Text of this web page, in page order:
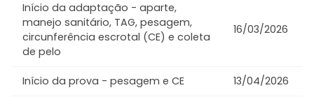
Início da adaptação - aparte,
manejo sanitário, TAG, pesagem,
circunferência escrotal (CE) e coleta
de pelo
16/03/2026
Início da prova - pesagem e CE 13/04/2026